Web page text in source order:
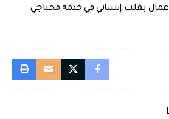
أعمال بقلب إنساني في خدمة محتاجي